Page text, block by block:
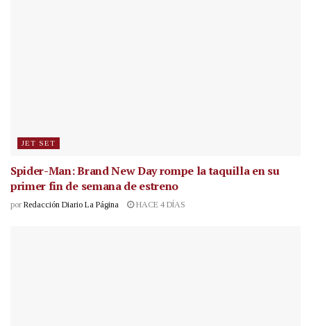
JET SET
Spider-Man: Brand New Day rompe la taquilla en su
primer fin de semana de estreno
por Redacción Diario La Página HACE 4 DÍAS